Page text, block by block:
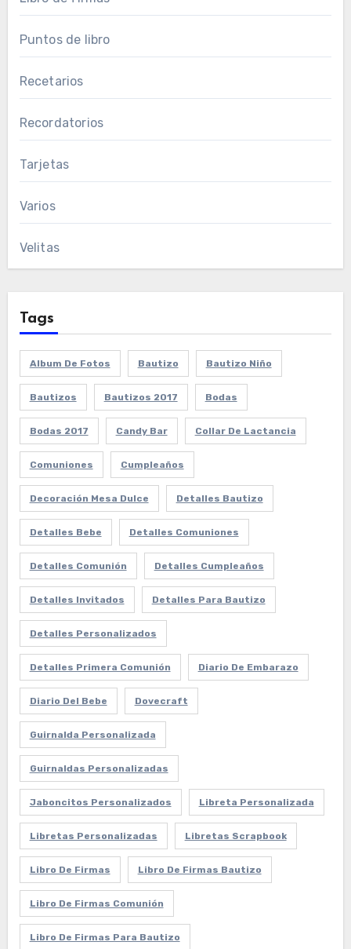
Puntos de libro
Recetarios
Recordatorios
Tarjetas
Varios
Velitas
Tags
Album De Fotos Bautizo Bautizo Niño
Bautizos Bautizos 2017 Bodas
Bodas 2017 Candy Bar Collar De Lactancia
Comuniones Cumpleaños
Decoración Mesa Dulce Detalles Bautizo
Detalles Bebe Detalles Comuniones
Detalles Comunión Detalles Cumpleaños
Detalles Invitados Detalles Para Bautizo
Detalles Personalizados
Detalles Primera Comunión Diario De Embarazo
Diario Del Bebe Dovecraft
Guirnalda Personalizada
Guirnaldas Personalizadas
Jaboncitos Personalizados Libreta Personalizada
Libretas Personalizadas Libretas Scrapbook
Libro De Firmas Libro De Firmas Bautizo
Libro De Firmas Comunión
Libro De Firmas Para Bautizo